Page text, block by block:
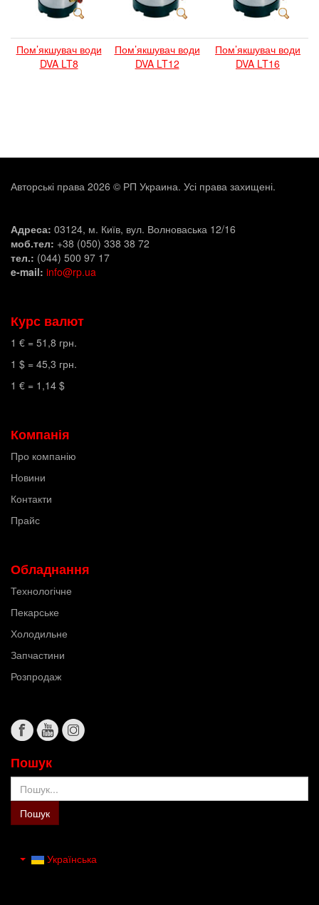
Пом’якшувач води
DVA LT8
Пом’якшувач води
DVA LT12
Пом’якшувач води
DVA LT16
Авторські права 2026 © РП Украина. Усі права захищені.
Адреса: 03124, м. Київ, вул. Волноваська 12/16
моб.тел: +38 (050) 338 38 72
тел.: (044) 500 97 17
e-mail: info@rp.ua
Курс валют
1 € = 51,8 грн.
1 $ = 45,3 грн.
1 € = 1,14 $
Компанія
Про компанію
Новини
Контакти
Прайс
Обладнання
Технологічне
Пекарське
Холодильне
Запчастини
Розпродаж
Пошук
Пошук
Пошук
Українська